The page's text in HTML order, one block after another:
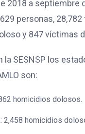
2018 a septiembre
personas,
y 847 víctimas
la SESNSP los
son:
homicidios dolosos.
2,458 homicidios